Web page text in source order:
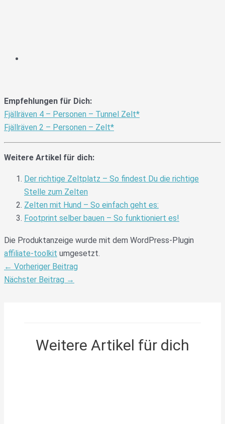
Empfehlungen für Dich:
Fjällräven 4 – Personen – Tunnel Zelt*
Fjällräven 2 – Personen – Zelt*
Weitere Artikel für dich:
Der richtige Zeltplatz – So findest Du die richtige
Stelle zum Zelten
Zelten mit Hund – So einfach geht es:
Footprint selber bauen – So funktioniert es!
Die Produktanzeige wurde mit dem WordPress-Plugin
affiliate-toolkit umgesetzt.
← Vorheriger Beitrag
Nächster Beitrag →
Weitere Artikel für dich